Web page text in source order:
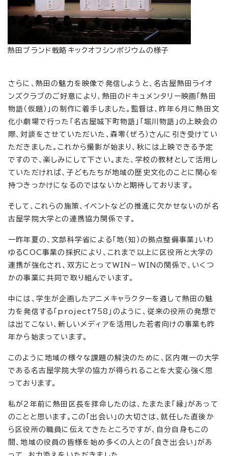
熱田ブランド戦略キックオフシンポジウムの様子
さらに、熱田の魅力を映像で発信しようと、名古屋熱田ライオ
ンズクラブのご好意により、熱田のドキュメンタリー映画「熱田
物語（仮題）」の制作に着手しました。監督は、昨年6月に熱田文
化小劇場で行った「名古屋城下町物語」「堀川物語」の上映会の
際、対談をさせていただいた、森零（ぜろ）さんに引き受けてい
ただきました。これから撮影が始まり、秋には上映できる予定
ですので、楽しみにして下さい。また、学校の教材として活用し
ていただければ、子どもたちが地域の歴史文化のことに関心を
持つきっかけになるのではないかと期待しております。
そして、これらの施策、イベントなどの推進に欠かせないのが名
古屋学院大学との連携協力関係です。
一昨年夏の、文部科学省による「地（知）の拠点整備事業」いわ
ゆるCOC事業の採択により、これまで以上に区役所と大学の
連携が強化され、双方にとってWIN－WINの関係で、いくつ
かの事業に共同で取り組んでいます。
中には、学生が企画したアニメキャラクターを通して熱田の魅
力を発信する「project758」のように、従来の役所の発想で
は出てこない、新しいメディアを活用した若者向けの事業も昨
年から始まっています。
このように地域の様々な課題の解決のために、区内唯一の大学
である名古屋学院大学の協力が得られることを大変心強く思
っております。
私が2年前に熱田区長を拝命したのは、たまたま「縁」があって
のことと思います。この「出会い」の大切さは、就任した直後か
ら区役所の職員に伝えてきたところですが、自分自身もこの
間、地域の役員の皆様を始め多くの人との「良き出会い」があ